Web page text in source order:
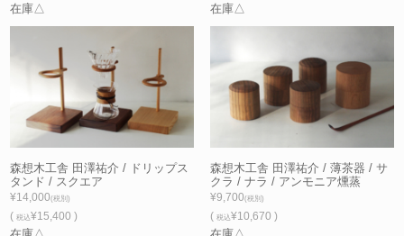
在庫△ 在庫△
森想木工舎 田澤祐介 / ドリップス
タンド / スクエア
¥14,000(税別)
(税込¥15,400 )
森想木工舎 田澤祐介 / 薄茶器 / サ
クラ / ナラ / アンモニア燻蒸
¥9,700(税別)
( 税込¥10,670 )